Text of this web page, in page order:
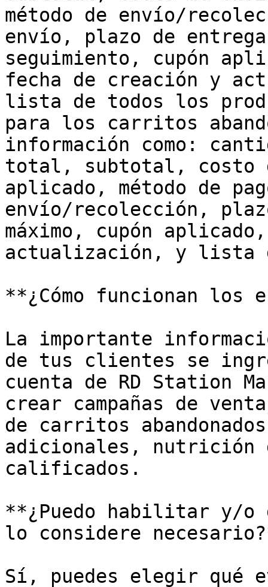
método de envío/
envío, plazo de
seguimiento, cupón
fecha de creación y
lista de todos los
para los carritos
información como:
total, subtotal, costo
aplicado, método de
envío/recolección,
máximo, cupón
actualización, y lista
**¿Cómo funcionan los
La importante
de tus clientes se
cuenta de RD Station
crear campañas de
de carritos
adicionales, nutrición
calificados.
**¿Puedo habilitar y/o
lo considere
Sí, puedes elegir qué